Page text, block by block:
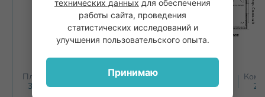
Площадь
36.8
м
17
Комнат
1+
59.8м
17
2+
технических данных для обеспечения
работы сайта, проведения
статистических исследований и
улучшения пользовательского опыта.
Принимаю